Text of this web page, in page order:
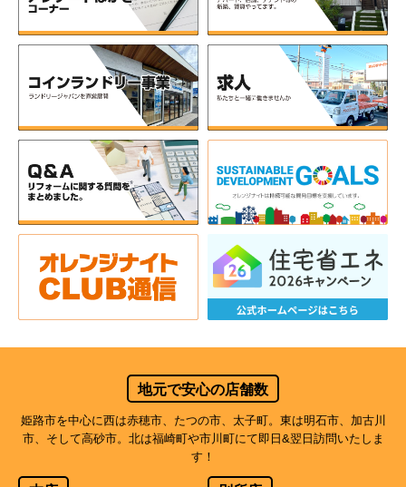
地元で安心の店舗数
姫路市を中心に西は赤穂市、たつの市、太子町。東は明石市、加古川
市、そして高砂市。北は福崎町や市川町にて即日&翌日訪問いたしま
す！